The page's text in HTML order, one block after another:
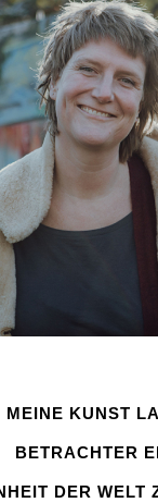
MEINE KUNST
BETRACHTER
DER WELT